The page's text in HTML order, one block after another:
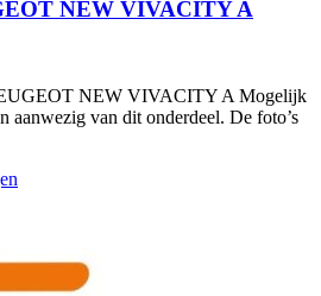
NEW VIVACITY A
NEW VIVACITY A Mogelijk
aanwezig van dit onderdeel. De foto’s